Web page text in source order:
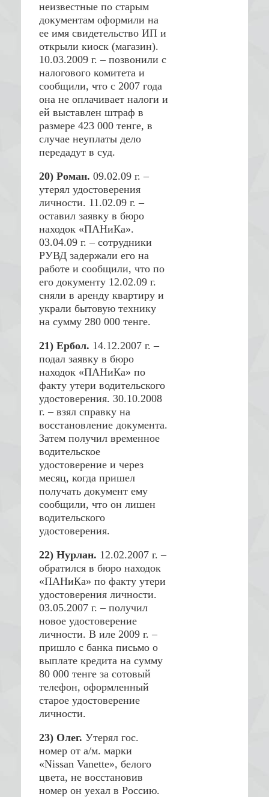
неизвестные по старым
документам оформили на
ее имя свидетельство ИП и
открыли киоск (магазин).
10.03.2009 г. – позвонили с
налогового комитета и
сообщили, что с 2007 года
она не оплачивает налоги и
ей выставлен штраф в
размере 423 000 тенге, в
случае неуплаты дело
передадут в суд.
20) Роман. 09.02.09 г. –
утерял удостоверения
личности. 11.02.09 г. –
оставил заявку в бюро
находок «ПАНиКа».
03.04.09 г. – сотрудники
РУВД задержали его на
работе и сообщили, что по
его документу 12.02.09 г.
сняли в аренду квартиру и
украли бытовую технику
на сумму 280 000 тенге.
21) Ербол. 14.12.2007 г. –
подал заявку в бюро
находок «ПАНиКа» по
факту утери водительского
удостоверения. 30.10.2008
г. – взял справку на
восстановление документа.
Затем получил временное
водительское
удостоверение и через
месяц, когда пришел
получать документ ему
сообщили, что он лишен
водительского
удостоверения.
22) Нурлан. 12.02.2007 г. –
обратился в бюро находок
«ПАНиКа» по факту утери
удостоверения личности.
03.05.2007 г. – получил
новое удостоверение
личности. В иле 2009 г. –
пришло с банка письмо о
выплате кредита на сумму
80 000 тенге за сотовый
телефон, оформленный
старое удостоверение
личности.
23) Олег. Утерял гос.
номер от а/м. марки
«Nissan Vanette», белого
цвета, не восстановив
номер он уехал в Россию.